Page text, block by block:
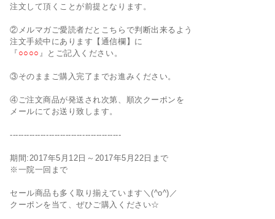
注文して頂くことが前提となります。
②メルマガご愛読者だとこちらで判断出来るよう
注文手続中にあります【通信欄】に
『 ○○○○ 』とご記入ください。
③そのままご購入完了までお進みください。
④ご注文商品が発送され次第、順次クーポンを
メールにてお送り致します。
----------------------------------------
期間:2017年5月12日～2017年5月22日まで
※一院一回まで
セール商品も多く取り揃えています＼(^o^)／
クーポンを当て、ぜひご購入ください☆